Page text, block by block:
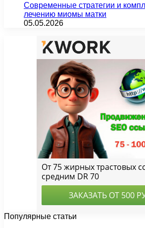
Современные стратегии и
лечению миомы матки
05.05.2026
Популярные статьи